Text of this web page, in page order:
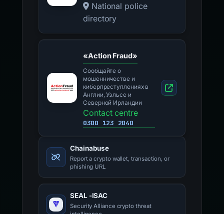
National police
directory
«Action Fraud»
Сообщайте о
мошенничестве и
киберпреступлениях в
Англии, Уэльсе и
Северной Ирландии
Contact centre
0300 123 2040
Chainabuse
Report a crypto wallet, transaction, or
phishing URL
SEAL -ISAC
Security Alliance crypto threat